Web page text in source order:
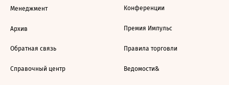
Менеджмент
Архив
Обратная связь
Справочный центр
Конференции
Премия Импульс
Правила торговли
Ведомости&